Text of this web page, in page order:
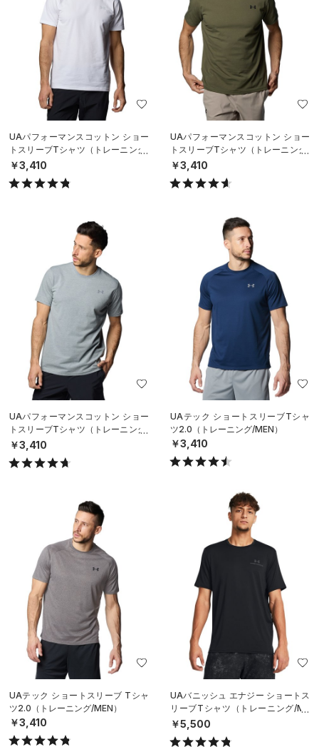
UAパフォーマンスコットン ショー
トスリーブTシャツ（トレーニング/
MEN）
￥3,410
UAパフォーマンスコットン ショー
トスリーブTシャツ（トレーニング/
MEN）
￥3,410
UAパフォーマンスコットン ショー
トスリーブTシャツ（トレーニング/
MEN）
￥3,410
UAテック ショートスリーブTシャ
ツ2.0（トレーニング/MEN）
￥3,410
UAテック ショートスリーブ Tシャ
ツ2.0（トレーニング/MEN）
￥3,410
UAバニッシュ エナジー ショートス
リーブTシャツ（トレーニング/ME
N）
￥5,500